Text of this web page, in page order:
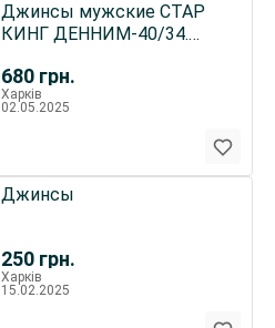
680 грн.
Джинсы мужские СТАР
КИНГ ДЕННИМ-40/34.
Харків
02.05.2025
250 грн.
Джинсы
Харків
15.02.2025